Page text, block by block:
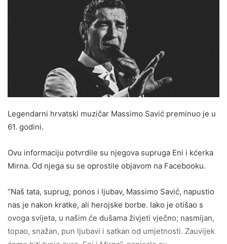
Legendarni hrvatski muzičar Massimo Savić preminuo je u
61. godini.
Ovu informaciju potvrdile su njegova supruga Eni i kćerka
Mirna. Od njega su se oprostile objavom na Facebooku.
“Naš tata, suprug, ponos i ljubav, Massimo Savić, napustio
nas je nakon kratke, ali herojske borbe. Iako je otišao s
ovoga svijeta, u našim će dušama živjeti vječno; nasmijan,
topao, snažan, pun ljubavi i satkan od umjetnosti. Zauvijek